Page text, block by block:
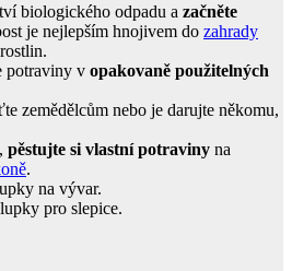
biologického odpadu a začněte
je nejlepším hnojivem do zahrady
potraviny v opakovaně použitelných
zemědělcům nebo je darujte někomu,
pěstujte si vlastní potraviny na
.
na vývar.
pro slepice.